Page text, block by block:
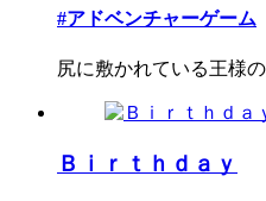
#アドベンチャーゲーム
尻に敷かれている王様
Ｂｉｒｔｈｄａｙ